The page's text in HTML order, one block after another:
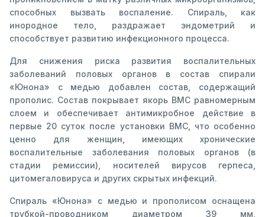
способных вызвать воспаление. Спираль, как
инородное тело, раздражает эндометрий и
способствует развитию инфекционного процесса.
Для снижения риска развития воспалительных
заболеваний половых органов в состав спирали
«Юнона» с медью добавлен состав, содержащий
прополис. Состав покрывает якорь ВМС равномерным
слоем и обеспечивает антимикробное действие в
первые 20 суток после установки ВМС, что особенно
ценно для женщин, имеющих хронические
воспалительные заболевания половых органов (в
стадии ремиссии), носителей вирусов герпеса,
цитомегаловируса и других скрытых инфекций.
Спираль «Юнона» с медью и прополисом оснащена
трубкой-проводником диаметром 39 мм,